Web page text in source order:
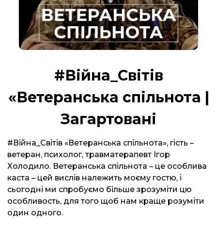
#Війна_Світів
«Ветеранська спільнота |
Загартовані
#Війна_Світів «Ветеранська спільнота», гість –
ветеран, психолог, травматерапевт Ігор
Холодило. Ветеранська спільнота – це особлива
каста – цей вислів належить моєму гостю, і
сьогодні ми спробуємо більше зрозуміти цю
особливость, для того щоб нам краще розуміти
один одного.